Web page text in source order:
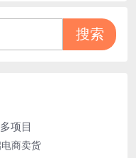
搜索
项目
商卖货